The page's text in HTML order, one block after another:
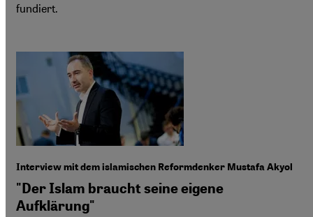
fundiert.
Interview mit dem islamischen Reformdenker Mustafa Akyol
"Der Islam braucht seine eigene
Aufklärung"